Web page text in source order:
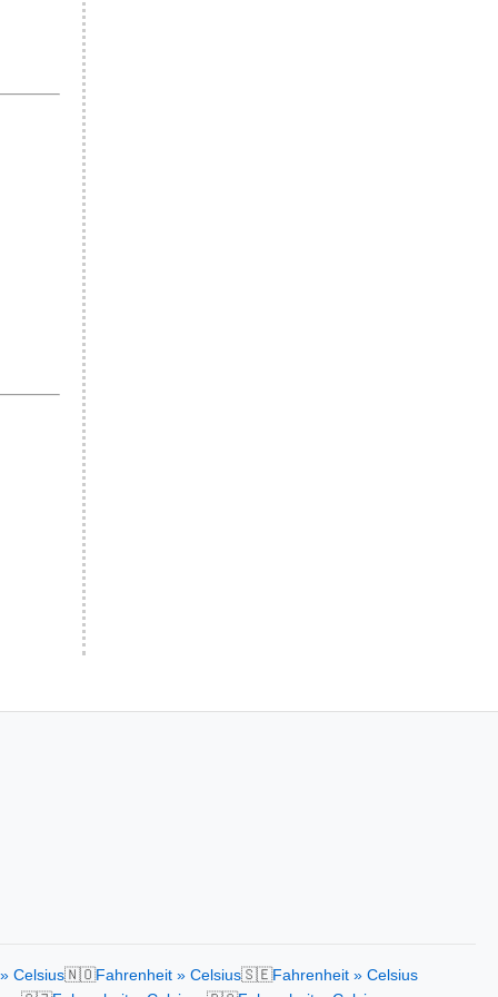
Celsius🇳🇴Fahrenheit » Celsius🇸🇪Fahrenheit » Celsius